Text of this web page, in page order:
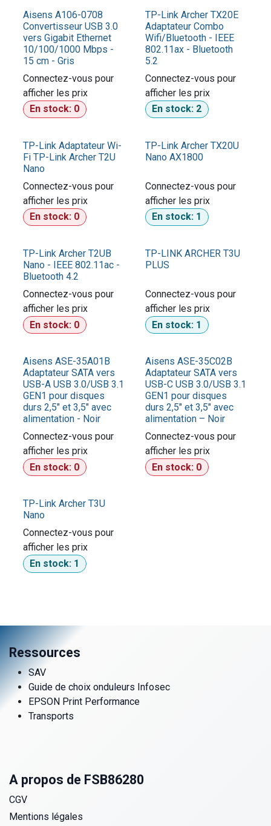
Aisens A106-0708
Convertisseur USB 3.0
vers Gigabit Ethernet
10/100/1000 Mbps -
15 cm - Gris
Connectez-vous pour
afficher les prix​
En stock: 0
TP-Link Archer TX20E
Adaptateur Combo
Wifi/Bluetooth - IEEE
802.11ax - Bluetooth
5.2
Connectez-vous pour
afficher les prix​
En stock: 2
TP-Link Adaptateur Wi-
Fi TP-Link Archer T2U
Nano
Connectez-vous pour
afficher les prix​
En stock: 0
TP-Link Archer TX20U
Nano AX1800
Connectez-vous pour
afficher les prix​
En stock: 1
TP-Link Archer T2UB
Nano - IEEE 802.11ac -
Bluetooth 4.2
Connectez-vous pour
afficher les prix​
En stock: 0
TP-LINK ARCHER T3U
PLUS
Connectez-vous pour
afficher les prix​
En stock: 1
Aisens ASE-35A01B
Adaptateur SATA vers
USB-A USB 3.0/USB 3.1
GEN1 pour disques
durs 2,5" et 3,5" avec
alimentation - Noir
Connectez-vous pour
afficher les prix​
En stock: 0
Aisens ASE-35C02B
Adaptateur SATA vers
USB-C USB 3.0/USB 3.1
GEN1 pour disques
durs 2,5″ et 3,5″ avec
alimentation – Noir
Connectez-vous pour
afficher les prix​
En stock: 0
TP-Link Archer T3U
Nano
Connectez-vous pour
afficher les prix​
En stock: 1
Ressources
SAV
Guide de choix onduleurs Infosec
EPSON Print Performance
Transports
A propos de FSB86280
CGV
Mentions légales